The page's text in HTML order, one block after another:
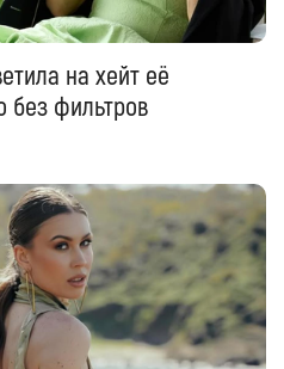
на хейт её
без фильтров